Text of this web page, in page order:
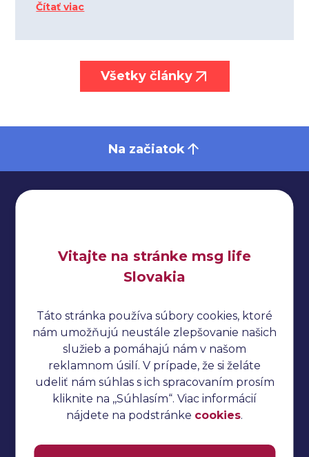
Čítať viac
Všetky články
Na začiatok
Impressum
Ochrana osobných údajov
Cucumber tutoriál
Manuálne testovanie
Selenium tutoriál
Jmeter tutoriál
Automatizované testovanie
Katalon Studio tutoriál
Vitajte na stránke msg life
Slovakia
Táto stránka používa súbory cookies, ktoré
nám umožňujú neustále zlepšovanie našich
služieb a pomáhajú nám v našom
reklamnom úsilí. V prípade, že si želáte
udeliť nám súhlas s ich spracovaním prosím
kliknite na ,,Súhlasím“. Viac informácií
nájdete na podstránke cookies.